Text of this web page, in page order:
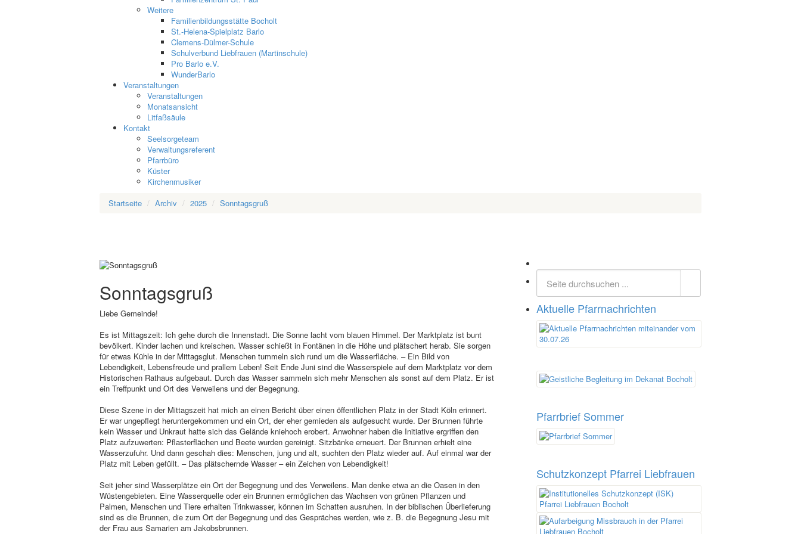
Weitere
Familienbildungsstätte Bocholt
St.-Helena-Spielplatz Barlo
Clemens-Dülmer-Schule
Schulverbund Liebfrauen (Martinschule)
Pro Barlo e.V.
WunderBarlo
Veranstaltungen
Veranstaltungen
Monatsansicht
Litfaßsäule
Kontakt
Seelsorgeteam
Verwaltungsreferent
Pfarrbüro
Küster
Kirchenmusiker
Startseite
Archiv 2025 Sonntagsgruß
Sonntagsgruß
Liebe Gemeinde!
Es ist Mittagszeit: Ich gehe durch die Innenstadt. Die Sonne lacht vom blauen Himmel. Der Marktplatz ist bunt
bevölkert. Kinder lachen und kreischen. Wasser schießt in Fontänen in die Höhe und plätschert herab. Sie sorgen
für etwas Kühle in der Mittagsglut. Menschen tummeln sich rund um die Wasserfläche. – Ein Bild von
Lebendigkeit, Lebensfreude und prallem Leben! Seit Ende Juni sind die Wasserspiele auf dem Marktplatz vor dem
Historischen Rathaus aufgebaut. Durch das Wasser sammeln sich mehr Menschen als sonst auf dem Platz. Er ist
ein Treffpunkt und Ort des Verweilens und der Begegnung.
Diese Szene in der Mittagszeit hat mich an einen Bericht über einen öffentlichen Platz in der Stadt Köln erinnert.
Er war ungepflegt heruntergekommen und ein Ort, der eher gemieden als aufgesucht wurde. Der Brunnen führte
kein Wasser und Unkraut hatte sich das Gelände kniehoch erobert. Anwohner haben die Initiative ergriffen den
Platz aufzuwerten: Pflasterflächen und Beete wurden gereinigt. Sitzbänke erneuert. Der Brunnen erhielt eine
Wasserzufuhr. Und dann geschah dies: Menschen, jung und alt, suchten den Platz wieder auf. Auf einmal war der
Platz mit Leben gefüllt. – Das plätschernde Wasser – ein Zeichen von Lebendigkeit!
Seit jeher sind Wasserplätze ein Ort der Begegnung und des Verweilens. Man denke etwa an die Oasen in den
Wüstengebieten. Eine Wasserquelle oder ein Brunnen ermöglichen das Wachsen von grünen Pflanzen und
Palmen, Menschen und Tiere erhalten Trinkwasser, können im Schatten ausruhen. In der biblischen Überlieferung
sind es die Brunnen, die zum Ort der Begegnung und des Gespräches werden, wie z. B. die Begegnung Jesu mit
der Frau aus Samarien am Jakobsbrunnen.
Aktuelle Pfarrnachrichten
Pfarrbrief Sommer
Schutzkonzept Pfarrei Liebfrauen